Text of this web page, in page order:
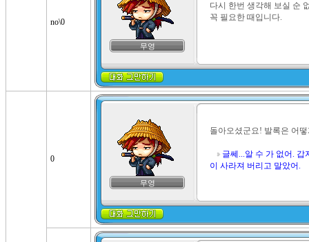
no\0
무영
다시 한번 생각해 보실 순
꼭 필요한 때입니다.
0
무영
돌아오셨군요! 발록은 어
글쎄...알 수 가 없어.
이 사라져 버리고 말았어.